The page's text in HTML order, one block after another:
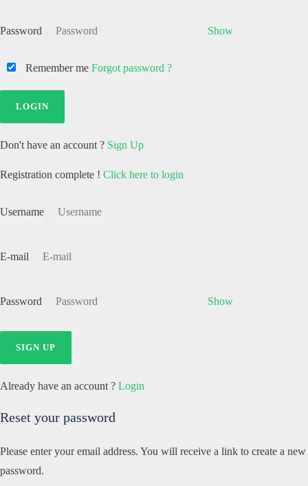
Password Show
Remember me Forgot password ?
Don't have an account ? Sign Up
Registration complete ! Click here to login
Username
E-mail
Password Show
Already have an account ? Login
Reset your password
Please enter your email address. You will receive a link to create a new
password.